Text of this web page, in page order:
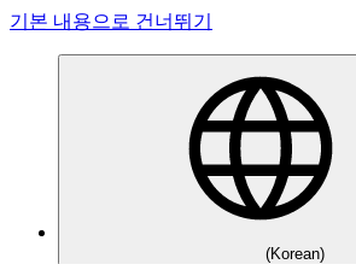
기본 내용으로 건너뛰기
(Korean)